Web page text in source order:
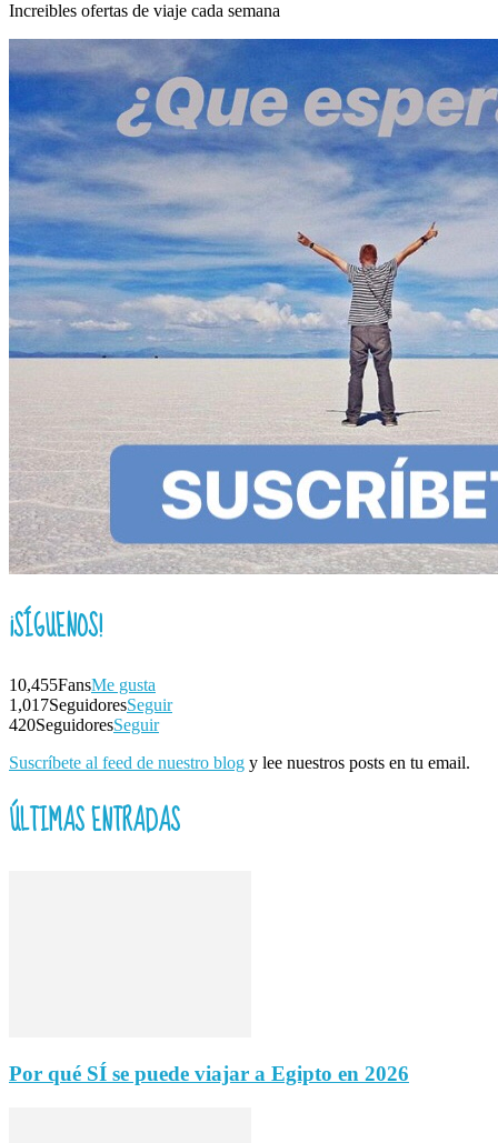
Increibles ofertas de viaje cada semana
¡SÍGUENOS!
10,455FansMe gusta
1,017SeguidoresSeguir
420SeguidoresSeguir
Suscríbete al feed de nuestro blog y lee nuestros posts en tu email.
ÚLTIMAS ENTRADAS
Por qué SÍ se puede viajar a Egipto en 2026